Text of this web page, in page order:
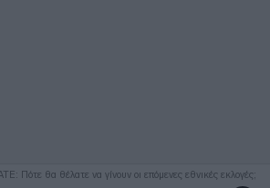
Πότε θα θέλατε να γίνουν οι επόμενες εθνικές εκλογές;